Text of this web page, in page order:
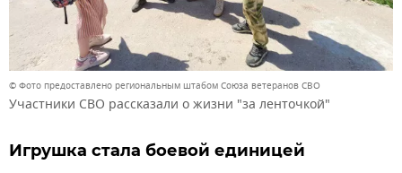
© Фото предоставлено региональным штабом Союза ветеранов СВО
Участники СВО рассказали о жизни "за ленточкой"
Игрушка стала боевой единицей